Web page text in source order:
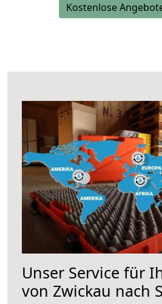
Kostenlose
Unser Service für
von Zwickau nach